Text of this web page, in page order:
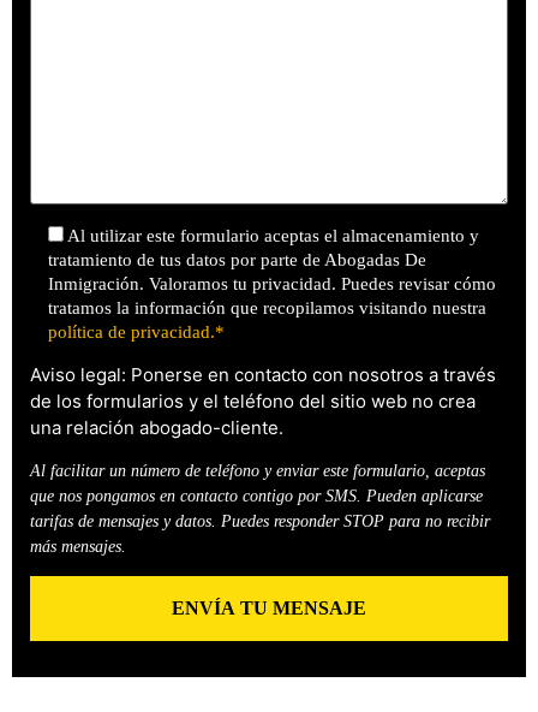
Al utilizar este formulario aceptas el almacenamiento y
tratamiento de tus datos por parte de Abogadas De
Inmigración. Valoramos tu privacidad. Puedes revisar cómo
tratamos la información que recopilamos visitando nuestra
política de privacidad.*
Aviso legal: Ponerse en contacto con nosotros a través
de los formularios y el teléfono del sitio web no crea
una relación abogado-cliente.
Al facilitar un número de teléfono y enviar este formulario, aceptas
que nos pongamos en contacto contigo por SMS. Pueden aplicarse
tarifas de mensajes y datos. Puedes responder STOP para no recibir
más mensajes.